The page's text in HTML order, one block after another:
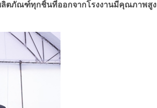
ผลิตภัณฑ์ทุกชิ้นที่ออกจากโรงงานมีคุณภาพสูง